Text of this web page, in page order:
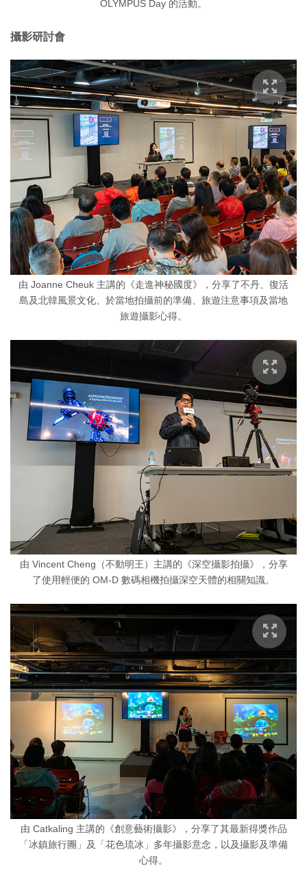
OLYMPUS Day 的活動。
攝影研討會
由 Joanne Cheuk 主講的《走進神秘國度》，分享了不丹、復活
島及北韓風景文化、於當地拍攝前的準備、旅遊注意事項及當地
旅遊攝影心得。
由 Vincent Cheng（不動明王）主講的《深空攝影拍攝》，分享
了使用輕便的 OM-D 數碼相機拍攝深空天體的相關知識。
由 Catkaling 主講的《創意藝術攝影》，分享了其最新得獎作品
「冰鎮旅行團」及「花色琉冰」多年攝影意念，以及攝影及準備
心得。